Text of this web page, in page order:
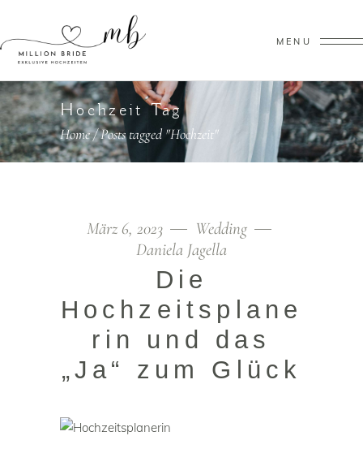
MENU
Hochzeit Tag
Home/Posts tagged "Hochzeit"
März 6, 2023
Wedding
Daniela Jagella
Die
Hochzeitsplane
rin und das
„Ja“ zum Glück